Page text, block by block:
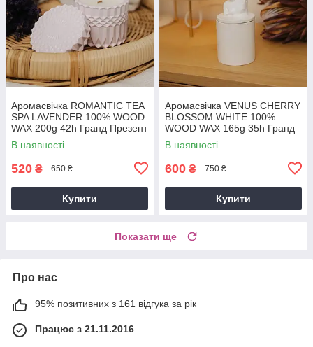
Аромасвічка ROMANTIC TEA
SPA LAVENDER 100% WOOD
WAX 200g 42h Гранд Презент
NAC 1082
В наявності
520 ₴ 650 ₴
Купити
Аромасвічка VENUS CHERRY
BLOSSOM WHITE 100%
WOOD WAX 165g 35h Гранд
Презент NAC 1015W
В наявності
600 ₴ 750 ₴
Купити
Показати ще
Про нас
95% позитивних з 161 відгука за рік
Працює з 21.11.2016